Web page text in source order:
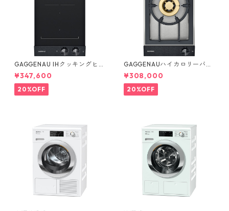
GAGGENAU IHクッキングヒー
ター2口：VI 232 121
¥347,600
20%OFF
GAGGENAUハイカロリーバー
ナー：VG 231 220 JP
¥308,000
20%OFF